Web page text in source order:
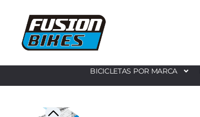
BICICLETAS POR MARCA